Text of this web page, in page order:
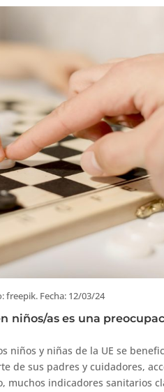
freepik. Fecha: 12/03/24
niños/as es una
niños y niñas de la UE se
de sus padres y cuidadores,
muchos indicadores sanitarios